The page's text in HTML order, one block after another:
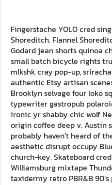
Fingerstache YOLO cred
Shoreditch. Flannel
Godard jean shorts quinoa
small batch bicycle rights
mlkshk cray pop-up,
authentic Etsy artisan
Brooklyn selvage four loko
typewriter gastropub
ironic yr shabby chic wolf
origin coffee deep v. Austin
probably haven’t heard of
aesthetic disrupt occupy
church-key. Skateboard
Williamsburg mixtape
taxidermy retro PBR&B 90’s